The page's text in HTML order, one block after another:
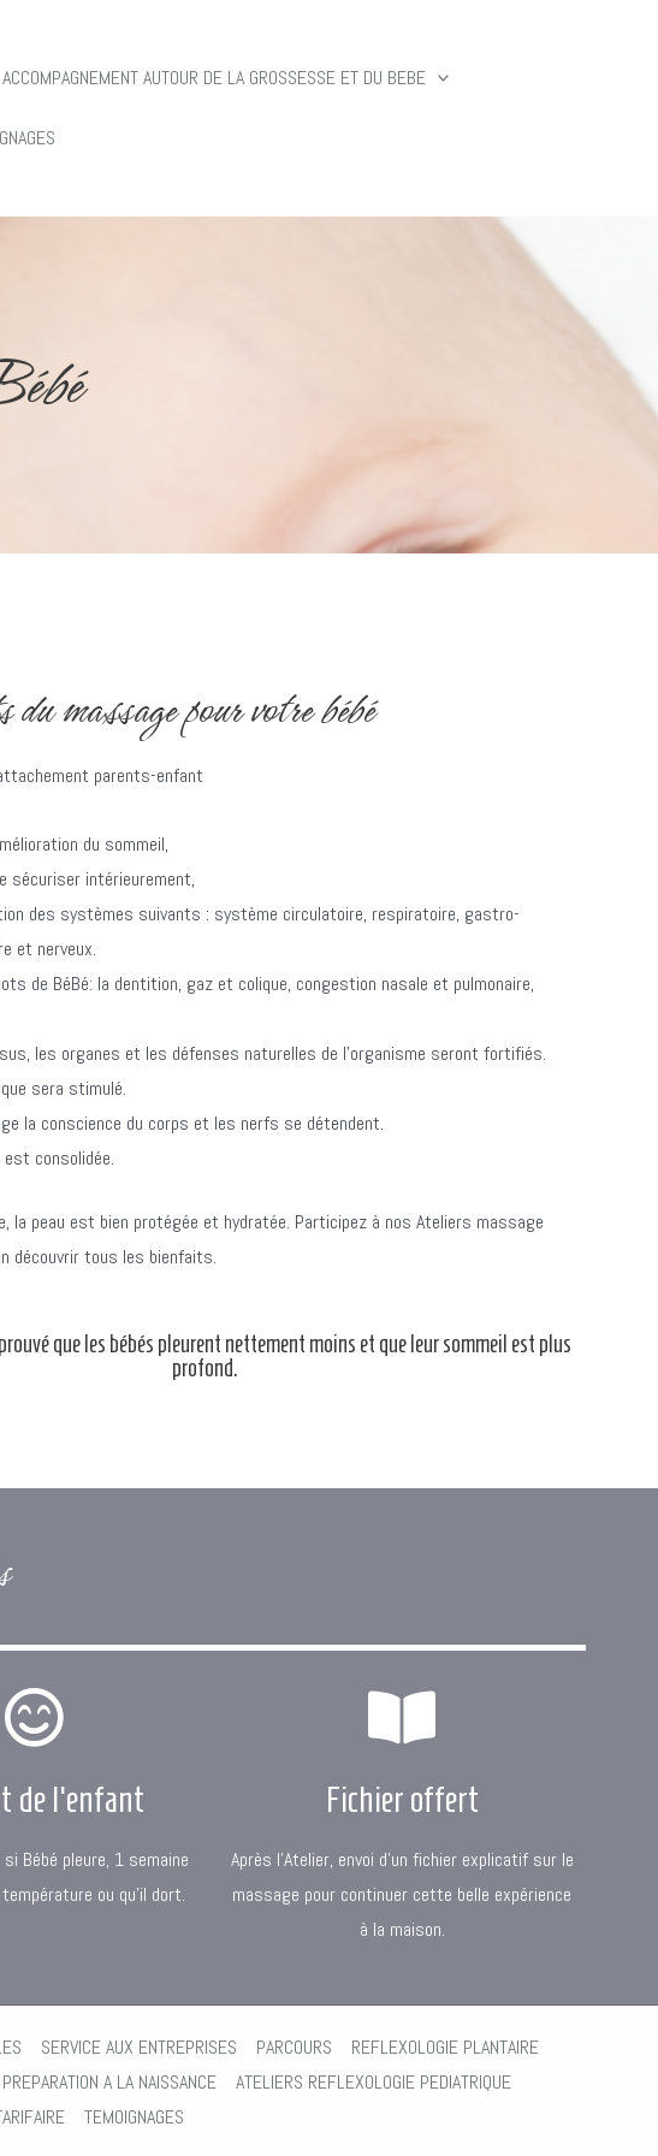
ACCOMPAGNEMENT AUTOUR DE LA GROSSESSE ET DU BEBE
massage pour votre bébé
parents-enfant
du sommeil,
sécuriser intérieurement,
des systèmes suivants : système circulatoire, respiratoire, gastro-
et nerveux.
de BéBé: la dentition, gaz et colique, congestion nasale et pulmonaire,
les organes et les défenses naturelles de l’organisme seront fortifiés.
sera stimulé.
la conscience du corps et les nerfs se détendent.
est consolidée.
la peau est bien protégée et hydratée. Participez à nos Ateliers massage
découvrir tous les bienfaits.
que les bébés pleurent nettement moins et que leur sommeil est plus
profond.
de l'enfant
Bébé pleure, 1 semaine
ou qu’il dort.
Fichier offert
Après l’Atelier, envoi d’un fichier explicatif sur le
massage pour continuer cette belle expérience
à la maison.
SERVICE AUX ENTREPRISES PARCOURS
REFLEXOLOGIE PLANTAIRE
A LA NAISSANCE
ATELIERS REFLEXOLOGIE PEDIATRIQUE
TEMOIGNAGES